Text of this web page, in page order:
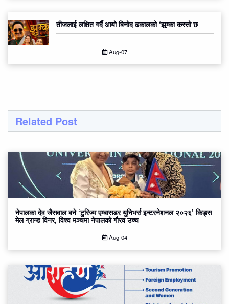
तीजलाई लक्षित गर्दै आयो बिनोद ढकालको ‘झुम्का कस्तो छ
Aug-07
Related Post
नेपालका देव जैसवाल बने ‘टुरिज्म एम्बासडर युनिभर्स इन्टरनेशनल २०२६’ किड्स
मेल ग्रान्ड विनर, विश्व मञ्चमा नेपालको गौरव उच्च
Aug-04